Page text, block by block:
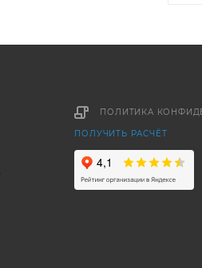
ПОЛИТИКА
ПОЛУЧИТЬ РАСЧЁТ